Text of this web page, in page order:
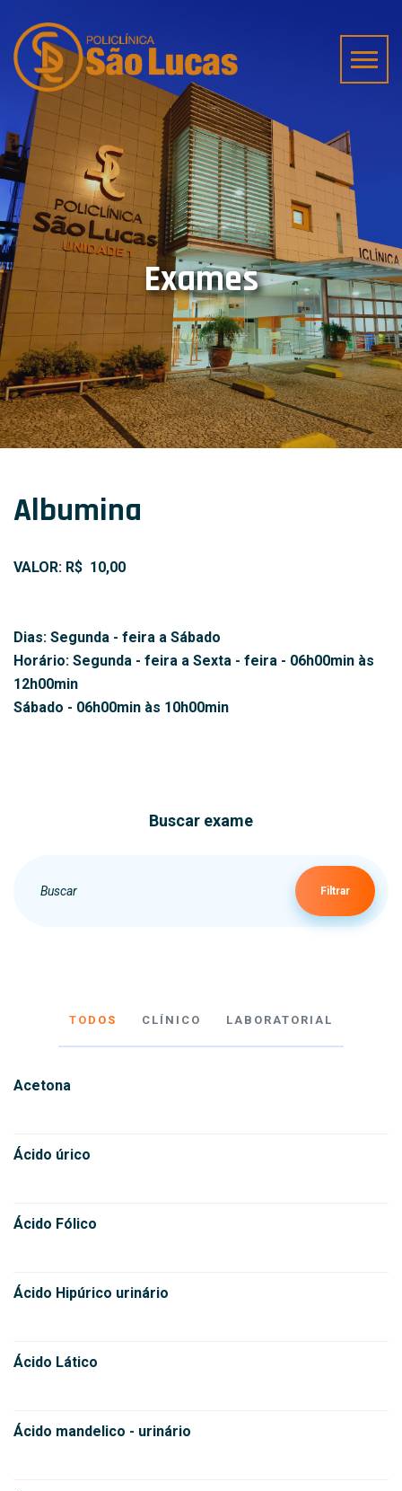
Exames
Albumina
VALOR: R$ 10,00
Dias: Segunda - feira a Sábado
Horário: Segunda - feira a Sexta - feira - 06h00min às
12h00min
Sábado - 06h00min às 10h00min
Buscar exame
Filtrar
TODOS CLÍNICO LABORATORIAL
Acetona
Ácido úrico
Ácido Fólico
Ácido Hipúrico urinário
Ácido Lático
Ácido mandelico - urinário